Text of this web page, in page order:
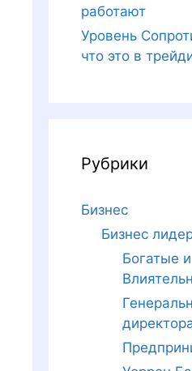
работают
Уровень
что это в
Рубрики
Бизнес
Бизнес
Богатые и